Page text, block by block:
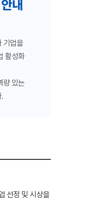
내
기업을
활성화
량 있는
선정 및 시상을